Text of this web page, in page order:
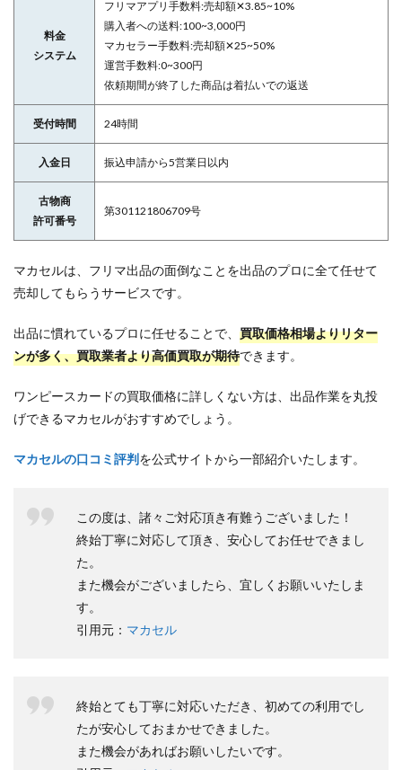
料金
システム
フリマアプリ手数料:売却額✕3.85~10%
購入者への送料:100~3,000円
マカセラー手数料:売却額✕25~50%
運営手数料:0~300円
依頼期間が終了した商品は着払いでの返送
受付時間 24時間
入金日 振込申請から5営業日以内
古物商
許可番号
第301121806709号
マカセルは、フリマ出品の面倒なことを出品のプロに全て任せて
売却してもらうサービスです。
出品に慣れているプロに任せることで、 買取価格相場よりリター
ンが多く、買取業者より高価買取が期待できます。
ワンピースカードの買取価格に詳しくない方は、出品作業を丸投
げできるマカセルがおすすめでしょう。
マカセルの口コミ評判を公式サイトから一部紹介いたします。
この度は、諸々ご対応頂き有難うございました！
終始丁寧に対応して頂き、安心してお任せできまし
た。
また機会がございましたら、宜しくお願いいたしま
す。
引用元： マカセル
終始とても丁寧に対応いただき、初めての利用でし
たが安心しておまかせできました。
また機会があればお願いしたいです。